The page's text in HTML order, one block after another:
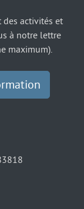
des activités et
à notre lettre
maximum).